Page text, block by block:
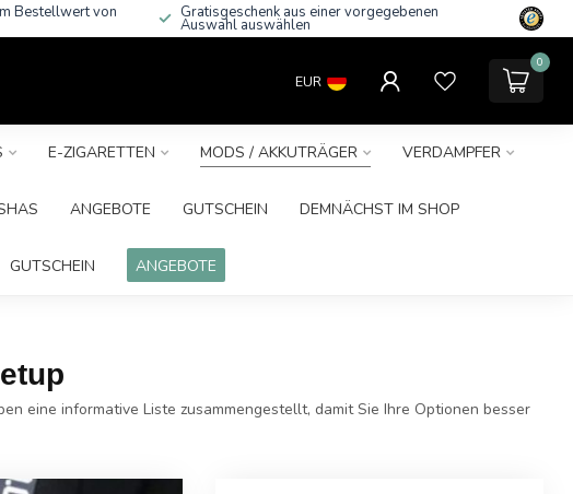
Bestellwert von Gratisgeschenk aus einer vorgegebenen
Auswahl auswählen
EUR
0
E-ZIGARETTEN MODS / AKKUTRÄGER VERDAMPFER
ANGEBOTE GUTSCHEIN DEMNÄCHST IM SHOP
GUTSCHEIN ANGEBOTE
eine informative Liste zusammengestellt, damit Sie Ihre Optionen besser